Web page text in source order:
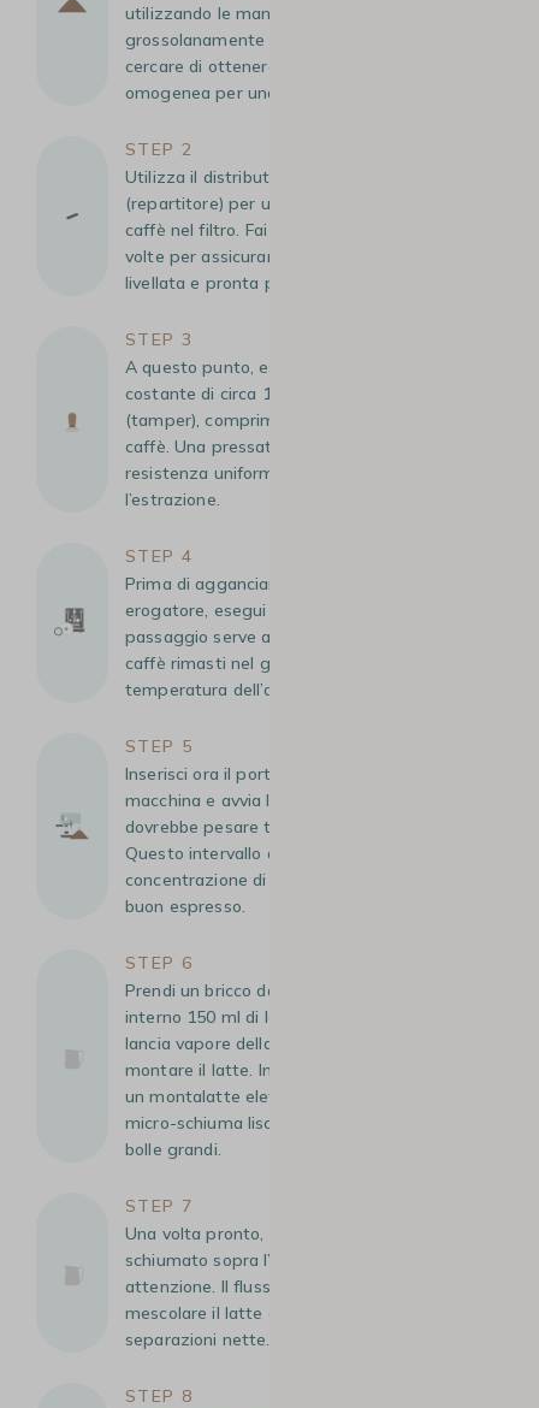
utilizzando le mani per livellare
grossolanamente la superficie. È importante
cercare di ottenere una base il più possibile
omogenea per una buona estrazione.
STEP 2
Utilizza il distributore della polvere
(repartitore) per uniformare la distribuzione del
caffè nel filtro. Fai ruotare lo strumento 2 o 3
volte per assicurarti che la superficie sia
livellata e pronta per la pressatura.
STEP 3
A questo punto, esercita una pressione
costante di circa 15-20 kg con il pressino
(tamper), comprimendo bene la polvere di
caffè. Una pressatura corretta garantisce una
resistenza uniforme all’acqua durante
l’estrazione.
STEP 4
Prima di agganciare il portafiltro al gruppo
erogatore, esegui un breve “flush”. Questo
passaggio serve a pulire eventuali residui di
caffè rimasti nel gruppo e a stabilizzare la
temperatura dell’acqua.
STEP 5
Inserisci ora il portafiltro nel gruppo della
macchina e avvia l’estrazione. La bevanda
dovrebbe pesare tra i 28 e i 42 grammi.
Questo intervallo assicura una corretta
concentrazione di aromi e intensità, tipici di un
buon espresso.
STEP 6
Prendi un bricco da circa 300 ml e versa al suo
interno 150 ml di latte intero freddo. Usa la
lancia vapore della macchina per scaldare e
montare il latte. In alternativa, puoi utilizzare
un montalatte elettrico. Cerca di ottenere una
micro-schiuma liscia, fine e setosa, evitando
bolle grandi.
STEP 7
Una volta pronto, versa il latte caldo e
schiumato sopra l’espresso, lentamente e con
attenzione. Il flusso deve essere costante per
mescolare il latte con il caffè senza
separazioni nette.
STEP 8